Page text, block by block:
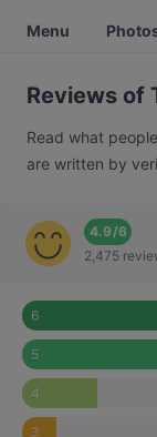
Menu
Reviews of
Read what
are written by
4.9/6
2,475
6
5
4
3